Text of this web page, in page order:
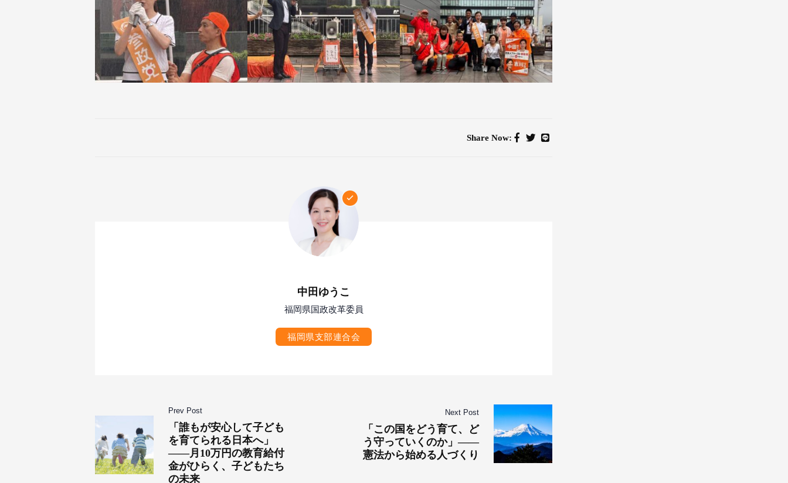
Share Now:
中田ゆうこ
福岡県国政改革委員
福岡県支部連合会
Prev Post
「誰もが安心して子ども
を育てられる日本へ」
――月10万円の教育給付
金がひらく、子どもたち
の未来
Next Post
「この国をどう育て、ど
う守っていくのか」――
憲法から始める人づくり